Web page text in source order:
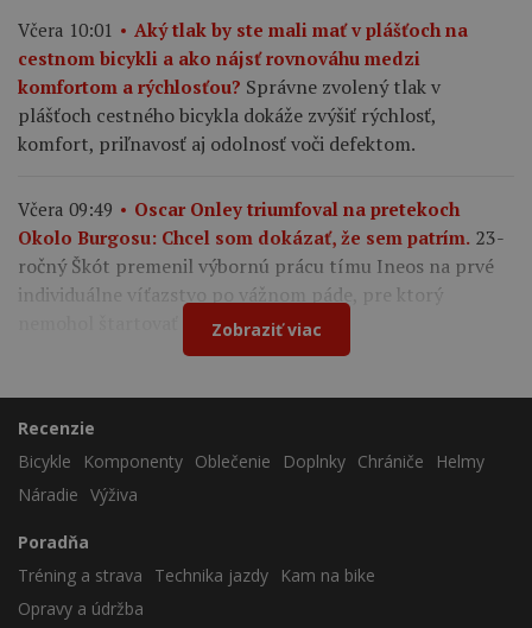
Včera 10:01
Aký tlak by ste mali mať v plášťoch na
cestnom bicykli a ako nájsť rovnováhu medzi
komfortom a rýchlosťou? Správne zvolený tlak v
plášťoch cestného bicykla dokáže zvýšiť rýchlosť,
komfort, priľnavosť aj odolnosť voči defektom.
Včera 09:49
Oscar Onley triumfoval na pretekoch
Okolo Burgosu: Chcel som dokázať, že sem patrím. 23-
ročný Škót premenil výbornú prácu tímu Ineos na prvé
individuálne víťazstvo po vážnom páde, pre ktorý
nemohol štartovať na Tour de France.
Zobraziť viac
Recenzie
Bicykle
Komponenty Oblečenie Doplnky Chrániče
Helmy
Náradie Výživa
Poradňa
Tréning a strava
Technika jazdy
Kam na bike
Opravy a údržba